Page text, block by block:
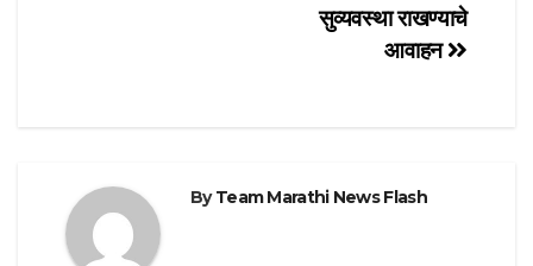
सुव्यवस्था राखण्याचे
आवाहन
ByTeam Marathi News Flash